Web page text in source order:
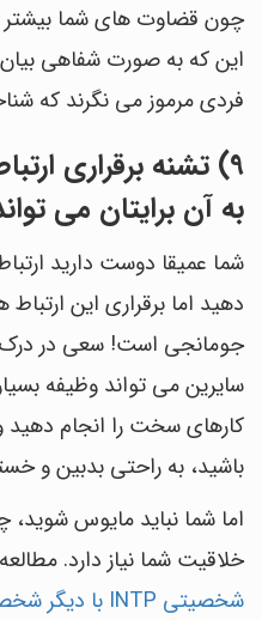
چون قضاوت های شما بیشتر
این که به صورت شفاهی بیان
فردی مرموز می نگرند که
9) تشنه برقراری
به آن برایتان می
شما عمیقا دوست دارید
دهید اما برقراری این ارتباط
جومانجی است! سعی در درک
سایرین می تواند وظیفه
کارهای سخت را انجام دهید
باشید، به راحتی بدبین و
اما شما نباید مایوس
خلاقیت شما نیاز دارد.
شخصیتی INTP با دیگر شخصیت های MBTI